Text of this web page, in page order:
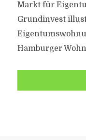
Markt für
Grundinvest
Hamburger